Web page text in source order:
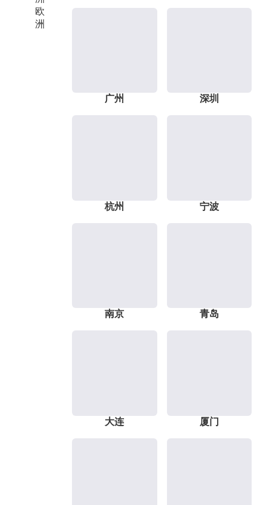
欧
洲
广州 深圳
杭州 宁波
南京 青岛
大连 厦门